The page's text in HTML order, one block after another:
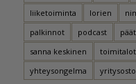
liiketoiminta
lorien
palkinnot
podcast
sanna keskinen
toimitalot
yhteysongelma